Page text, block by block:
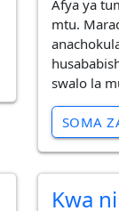
Afya ya
mtu.
swalo la
SOMA
Kwa